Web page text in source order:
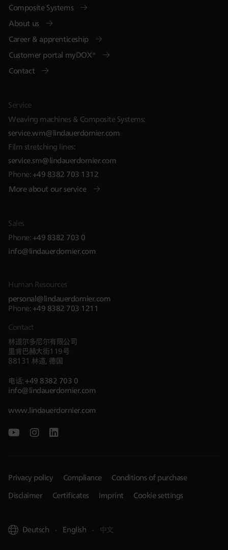
Composite Systems
About us
Career & apprenticeship
Customer portal myDOX®
Contact
Service
Weaving machines & Composite Systems:
service.wm@lindauerdornier.com
Film stretching lines:
service.sm@lindauerdornier.com
Phone:+49 8382 703 1312
More about our service
Sales
Phone:+49 8382 703 0
info@lindauerdornier.com
Human Resources
personal@lindauerdornier.com
Phone:+49 8382 703 1211
Contact
林道尔多尼尔有限公司
里肯巴赫大街119号
88131 林道, 德国
电话:+49 8382 703 0
info@lindauerdornier.com
www.lindauerdornier.com
Privacy policy Compliance
Conditions of purchase
Disclaimer
Certificates Imprint Cookie settings
Deutsch English 中文